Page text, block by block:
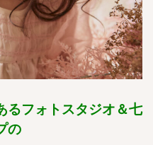
るフォトスタジオ＆七
の